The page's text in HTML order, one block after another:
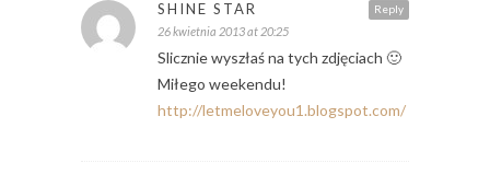
Reply
SHINE STAR
26 kwietnia 2013 at 20:25
Slicznie wyszłaś na tych zdjęciach 🙂
Miłego weekendu!
http://letmeloveyou1.blogspot.com/